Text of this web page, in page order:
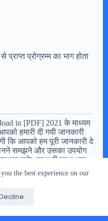
the best experience on our
प्रोग्रम्म का भाग होता
in [PDF] 2021 के माध्यम
हमारी दी गयी जानकारी
कि आपको हम पूरी जानकारी दे
समझने और उसका उपयोग
बच सके. साथ ही साथ आप
पड़ताल करने कि जरुरत न
in [PDF] 2021 इसमे
कुछ और पूछना होतो आप हमें